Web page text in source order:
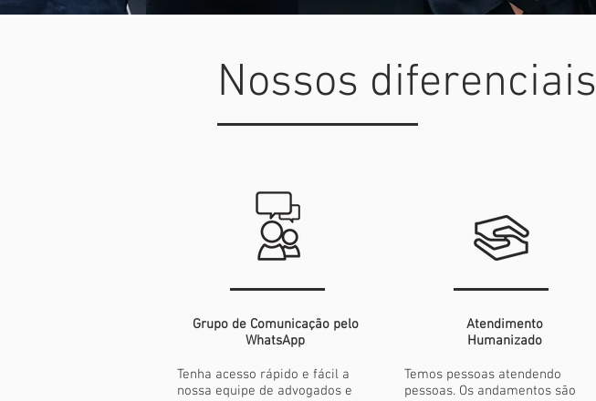
Nossos diferenciais
Grupo de Comunicação pelo
WhatsApp
Tenha acesso rápido e fácil a
nossa equipe de advogados e
Atendimento
Humanizado
Temos pessoas atendendo
pessoas. Os andamentos são